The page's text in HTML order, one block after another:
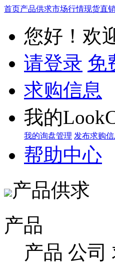
首页产品供求市场行情现货直销
您好！欢
请登录 免
求购信息
我的
我的询盘管理 发布求购信
帮助中心
产品供求
产品
产品 公司